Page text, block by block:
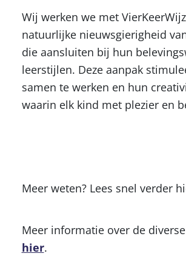
Wij werken we met
natuurlijke nieuwsgierigheid
die aansluiten bij hun
leerstijlen. Deze aanpak
samen te werken en hun
waarin elk kind met plezier en
Meer weten? Lees snel verder
Meer informatie over de
hier.